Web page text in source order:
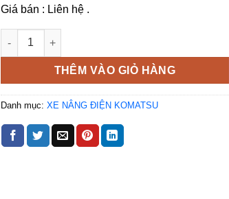
Giá bán : Liên hệ .
Xe nâng điện Komatsu FE30-1 cũ số lượng
THÊM VÀO GIỎ HÀNG
Danh mục: XE NÂNG ĐIỆN KOMATSU